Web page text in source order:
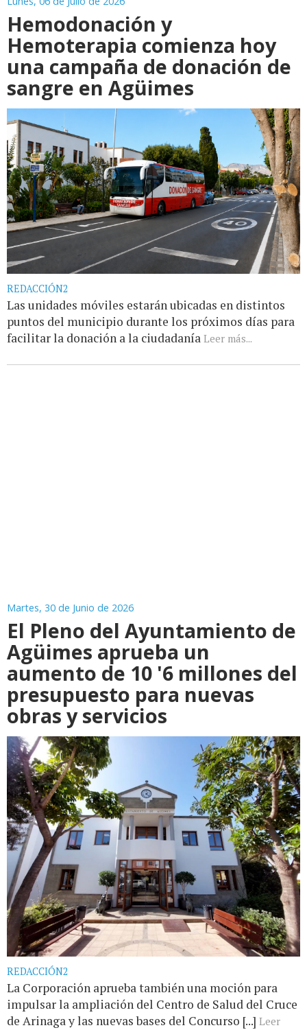
Hemodonación y
Hemoterapia comienza hoy
una campaña de donación de
sangre en Agüimes
REDACCIÓN2
Las unidades móviles estarán ubicadas en distintos
puntos del municipio durante los próximos días para
facilitar la donación a la ciudadanía Leer más...
Martes, 30 de Junio de 2026
El Pleno del Ayuntamiento de
Agüimes aprueba un
aumento de 10 '6 millones del
presupuesto para nuevas
obras y servicios
REDACCIÓN2
La Corporación aprueba también una moción para
impulsar la ampliación del Centro de Salud del Cruce
de Arinaga y las nuevas bases del Concurso [...] Leer